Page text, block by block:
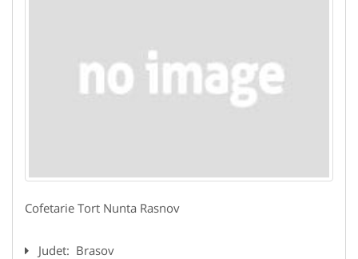
Cofetarie Tort Nunta Rasnov
Judet: Brasov